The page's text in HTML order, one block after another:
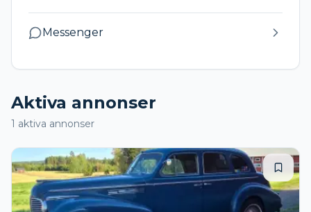
Messenger
Aktiva annonser
1 aktiva annonser